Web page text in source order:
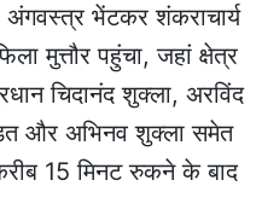
अंगवस्त्र भेंटकर शंकराचार्य
मुत्तौर पहुंचा, जहां क्षेत्र
चिदानंद शुक्ला, अरविंद
और अभिनव शुक्ला समेत
15 मिनट रुकने के बाद